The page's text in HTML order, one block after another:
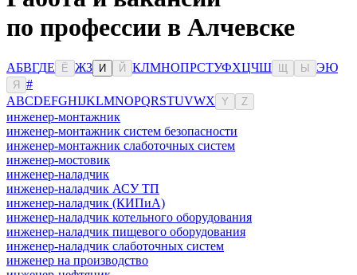
по профессии в Алчевске
АБВГДЕ Ё ЖЗ И Й КЛМНОПРСТУФХЦЧШ Ы ЭЮ
Я
#
ABCDEFGHIJKLMNOPQRSTUVWX Y Z
инженер-монтажник
инженер-монтажник систем безопасности
инженер-монтажник слаботочных систем
инженер-мостовик
инженер-наладчик
инженер-наладчик АСУ ТП
инженер-наладчик (КИПиА)
инженер-наладчик котельного оборудования
инженер-наладчик пищевого оборудования
инженер-наладчик слаботочных систем
инженер на производство